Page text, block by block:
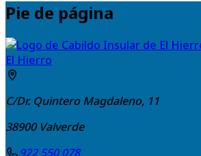
Pie de página
El Hierro
C/Dr. Quintero Magdaleno, 11
38900 Valverde
922 550 078